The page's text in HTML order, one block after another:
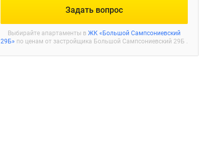
Задать вопрос
Выбирайте апартаменты в ЖК «Большой Сампсониевский
29Б» по ценам от застройщика Большой Сампсониевский 29Б .